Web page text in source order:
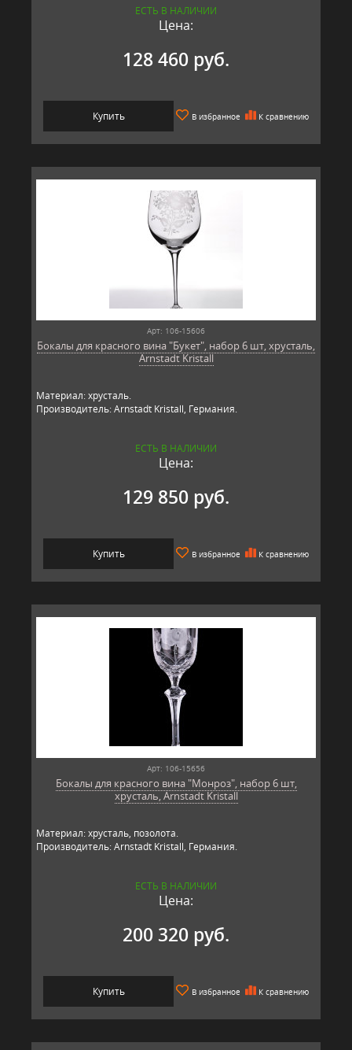
ЕСТЬ В НАЛИЧИИ
Цена:
128 460 руб.
Купить В избранное К сравнению
Арт: 106-15606
Бокалы для красного вина "Букет", набор 6 шт, хрусталь,
Arnstadt Kristall
Материал: хрусталь.
Производитель: Arnstadt Kristall, Германия.
ЕСТЬ В НАЛИЧИИ
Цена:
129 850 руб.
Купить В избранное К сравнению
Арт: 106-15656
Бокалы для красного вина "Монроз", набор 6 шт,
хрусталь, Arnstadt Kristall
Материал: хрусталь, позолота.
Производитель: Arnstadt Kristall, Германия.
ЕСТЬ В НАЛИЧИИ
Цена:
200 320 руб.
Купить В избранное К сравнению